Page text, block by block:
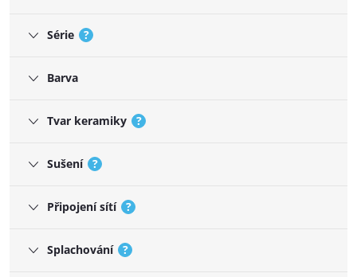
Série ?
Barva
Tvar keramiky ?
Sušení ?
Připojení sítí ?
Splachování ?